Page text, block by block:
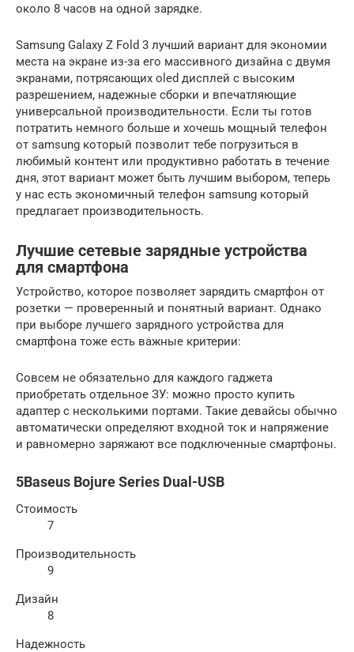
около 8 часов на одной зарядке.
Samsung Galaxy Z Fold 3 лучший вариант для экономии
места на экране из-за его массивного дизайна с двумя
экранами, потрясающих oled дисплей с высоким
разрешением, надежные сборки и впечатляющие
универсальной производительности. Если ты готов
потратить немного больше и хочешь мощный телефон
от samsung который позволит тебе погрузиться в
любимый контент или продуктивно работать в течение
дня, этот вариант может быть лучшим выбором, теперь
у нас есть экономичный телефон samsung который
предлагает производительность.
Лучшие сетевые зарядные устройства
для смартфона
Устройство, которое позволяет зарядить смартфон от
розетки — проверенный и понятный вариант. Однако
при выборе лучшего зарядного устройства для
смартфона тоже есть важные критерии:
Совсем не обязательно для каждого гаджета
приобретать отдельное ЗУ: можно просто купить
адаптер с несколькими портами. Такие девайсы обычно
автоматически определяют входной ток и напряжение
и равномерно заряжают все подключенные смартфоны.
5Baseus Bojure Series Dual-USB
Стоимость
7
Производительность
9
Дизайн
8
Надежность